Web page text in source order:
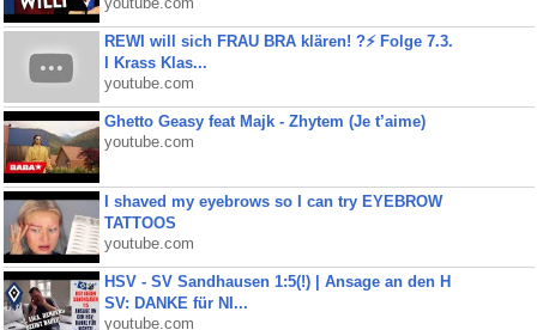
youtube.com
REWI will sich FRAU BRA klären! ?⚡️ Folge 7.3.
I Krass Klas...
youtube.com
Ghetto Geasy feat Majk - Zhytem (Je t’aime)
youtube.com
I shaved my eyebrows so I can try EYEBROW
TATTOOS
youtube.com
HSV - SV Sandhausen 1:5(!) | Ansage an den H
SV: DANKE für NI...
youtube.com